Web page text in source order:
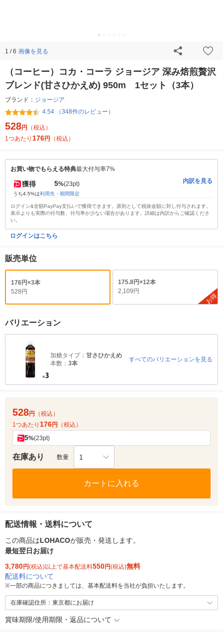
1 / 6 画像を見る
（コーヒー）コカ・コーラ ジョージア 深み焙煎贅沢
ブレンド(甘さひかえめ) 950m 1セット（3本）
ブランド： ジョージア
4.54 （348件のレビュー）
528円
（税込）
1つあたり 176円 （税込）
お買い物でもらえる特典最大付与率7%
獲得 5%(23pt)
うち4.5%は利用先・期間限定
内訳を見る
ログイン&全額PayPay支払いで獲得できます。原則として税抜金額に対し付与されます。
表示よりも実際の付与数、付与率が少ない場合があります。詳細は内訳からご確認くださ
い。
ログインはこちら
販売単位
176円×3本
528円
175.8円×12本
2,109円
お得
バリエーション
加糖タイプ： 甘さひかえめ
本数： 3本
すべてのバリエーションを見る
528円
（税込）
1つあたり 176円 （税込）
5%(23pt)
在庫あり 数量 1
カートに入れる
配送情報・送料について
この商品はLOHACOが販売・発送します。
最短翌日お届け
3,780円(税込)以上で基本配送料550円(税込)無料
配送料について
※一部の商品につきましては、基本配送料を当社が負担いたします。
在庫確認住所：東京都にお届け
賞味期限/使用期限・返品について